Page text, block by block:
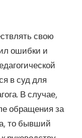
свою
ошибки и
в суд для
В случае,
обращения за
то бывший